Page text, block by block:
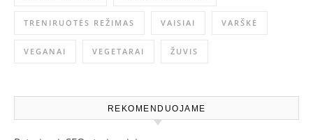
TRENIRUOTĖS REŽIMAS VAISIAI VARŠKĖ
VEGANAI VEGETARAI ŽUVIS
REKOMENDUOJAME